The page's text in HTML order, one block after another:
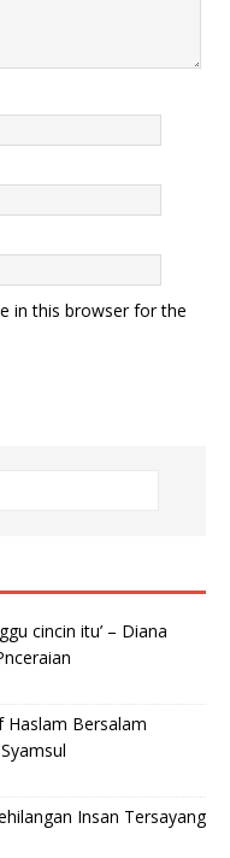
in this browser for the
cincin itu’ – Diana
Haslam Bersalam
Insan Tersayang